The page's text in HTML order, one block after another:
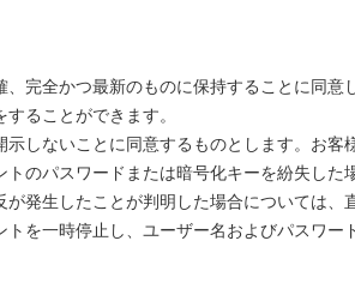
完全かつ最新のものに保持することに同意
ることができます。
しないことに同意するものとします。お客
のパスワードまたは暗号化キーを紛失した
発生したことが判明した場合については、
を一時停止し、ユーザー名およびパスワー